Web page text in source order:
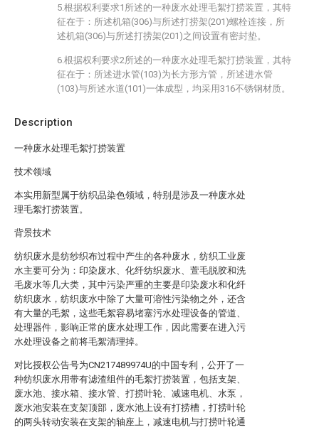
Description
一种废水处理毛絮打捞装置
技术领域
本实用新型属于纺织品染色领域，特别是涉及一种废水处
理毛絮打捞装置。
背景技术
纺织废水是纺纱织布过程中产生的各种废水，纺织工业废
水主要可分为：印染废水、化纤纺织废水、萱毛脱胶和洗
毛废水等几大类，其中污染严重的主要是印染废水和化纤
纺织废水，纺织废水中除了大量可溶性污染物之外，还含
有大量的毛絮，这些毛絮容易堵塞污水处理设备的管道、
处理器件，影响正常的废水处理工作，因此需要在进入污
水处理设备之前将毛絮清理掉。
对比授权公告号为CN217489974U的中国专利，公开了一
种纺织废水用带有滤渣组件的毛絮打捞装置，包括支架、
废水池、接水箱、接水管、打捞叶轮、减速电机、水泵，
废水池安装在支架顶部，废水池上设有打捞槽，打捞叶轮
的两头转动安装在支架的轴座上，减速电机与打捞叶轮通
5.根据权利要求1所述的一种废水处理毛絮打捞装置，其特
征在于：所述机箱(306)与所述打捞架(201)螺栓连接，所
述机箱(306)与所述打捞架(201)之间设置有密封垫。
6.根据权利要求2所述的一种废水处理毛絮打捞装置，其特
征在于：所述进水管(103)为长方形方管，所述进水管
(103)与所述水道(101)一体成型，均采用316不锈钢材质。